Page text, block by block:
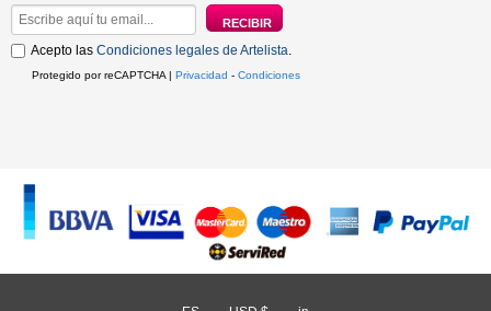
Acepto las Condiciones legales de Artelista.
Protegido por reCAPTCHA | Privacidad - Condiciones